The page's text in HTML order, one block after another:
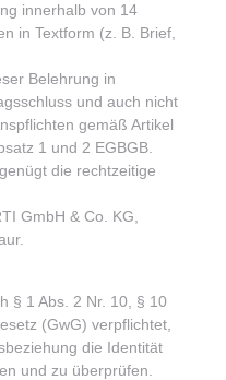
innerhalb von 14
in Textform (z. B. Brief,
Belehrung in
und auch nicht
gemäß Artikel
1 und 2 EGBGB.
die rechtzeitige
GmbH & Co. KG,
§ 1 Abs. 2 Nr. 10, § 10
(GwG) verpflichtet,
die Identität
und zu überprüfen.